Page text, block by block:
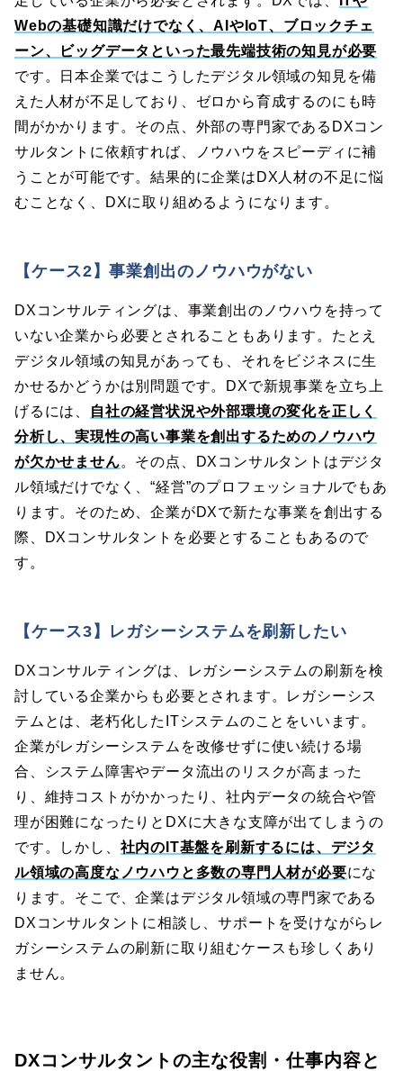
Webの基礎知識だけでなく、AIやIoT、ブロックチェ
ーン、ビッグデータといった最先端技術の知見が必要
です。日本企業ではこうしたデジタル領域の知見を備
えた人材が不足しており、ゼロから育成するのにも時
間がかかります。その点、外部の専門家であるDXコン
サルタントに依頼すれば、ノウハウをスピーディに補
うことが可能です。結果的に企業はDX人材の不足に悩
むことなく、DXに取り組めるようになります。
【ケース2】事業創出のノウハウがない
DXコンサルティングは、事業創出のノウハウを持って
いない企業から必要とされることもあります。たとえ
デジタル領域の知見があっても、それをビジネスに生
かせるかどうかは別問題です。DXで新規事業を立ち上
げるには、
自社の経営状況や外部環境の変化を正しく
分析し、実現性の高い事業を創出するためのノウハウ
が欠かせません。その点、DXコンサルタントはデジタ
ル領域だけでなく、“経営”のプロフェッショナルでもあ
ります。そのため、企業がDXで新たな事業を創出する
際、DXコンサルタントを必要とすることもあるので
す。
【ケース3】レガシーシステムを刷新したい
DXコンサルティングは、レガシーシステムの刷新を検
討している企業からも必要とされます。レガシーシス
テムとは、老朽化したITシステムのことをいいます。
企業がレガシーシステムを改修せずに使い続ける場
合、システム障害やデータ流出のリスクが高まった
り、維持コストがかかったり、社内データの統合や管
理が困難になったりとDXに大きな支障が出てしまうの
です。しかし、 社内のIT基盤を刷新するには、デジタ
ル領域の高度なノウハウと多数の専門人材が必要にな
ります。そこで、企業はデジタル領域の専門家である
DXコンサルタントに相談し、サポートを受けながらレ
ガシーシステムの刷新に取り組むケースも珍しくあり
ません。
DXコンサルタントの主な役割・仕事内容と